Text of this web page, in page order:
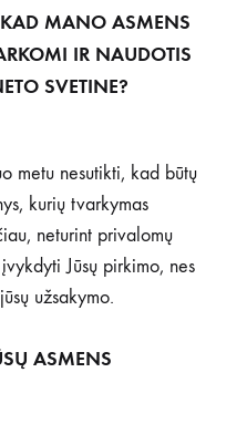
MANO ASMENS
IR NAUDOTIS
SVETINE?
metu nesutikti, kad būtų
kurių tvarkymas
neturint privalomų
Jūsų pirkimo, nes
užsakymo.
ASMENS